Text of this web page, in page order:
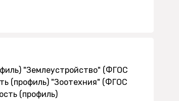
"Землеустройство" (ФГОС
(профиль) "Зоотехния" (ФГОС
(профиль)